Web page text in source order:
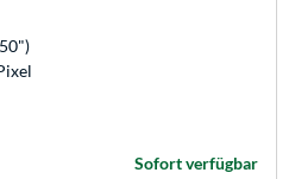
Sofort verfügbar